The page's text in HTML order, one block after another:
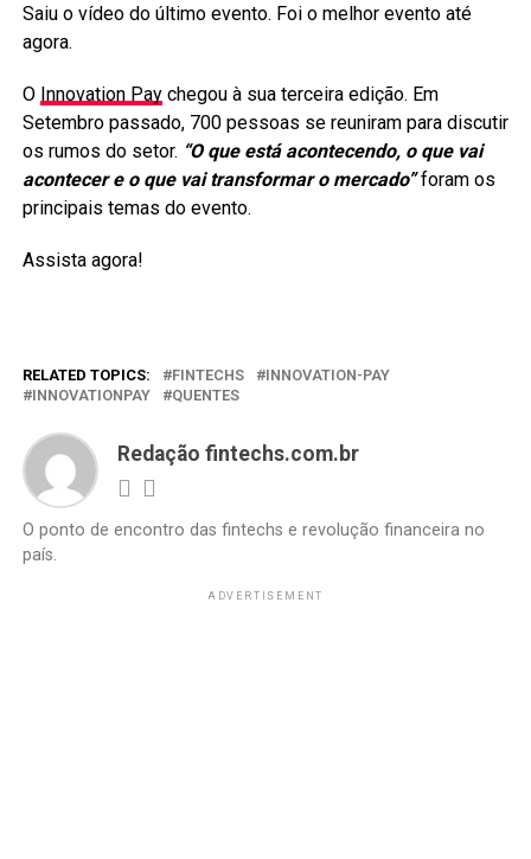
Saiu o vídeo do último evento. Foi o melhor evento até
agora.
O Innovation Paychegou à sua terceira edição. Em
Setembro passado, 700 pessoas se reuniram para discutir
os rumos do setor. “O que está acontecendo, o que vai
acontecer e o que vai transformar o mercado”foram os
principais temas do evento.
Assista agora!
RELATED TOPICS: FINTECHS
INNOVATION-PAY
INNOVATIONPAY
QUENTES
Redação fintechs.com.br
O ponto de encontro das fintechs e revolução financeira no
país.
ADVERTISEMENT